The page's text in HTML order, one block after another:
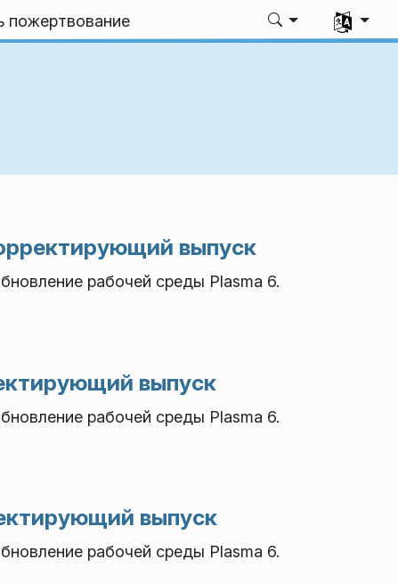
пожертвование
Выбрать
выпуск
рабочей среды Plasma 6.
выпуск
рабочей среды Plasma 6.
выпуск
рабочей среды Plasma 6.